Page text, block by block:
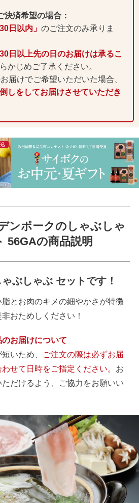
済希望の場合：
日以内」のご注文のみ承りま
30日以上先の日のお届けは承るこ
かじめご了承ください。
届けでご希望いただいた場合、
しをしてお届けさせていただき
ンポークのしゃぶしゃ
56GAの商品説明
ぶしゃぶ セットです！
とお肉のキメの細やかさが特徴
おためしください！
お届けについて
いため、
ご注文の際は必ずお届
せて日時をご指定ください。 お
だけるよう、ご協力をお願いい